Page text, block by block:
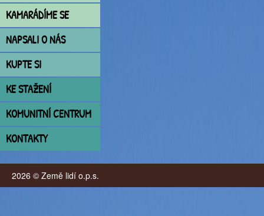
KAMARÁDÍME SE
NAPSALI O NÁS
KUPTE SI
KE STAŽENÍ
KOMUNITNÍ CENTRUM
KONTAKTY
2026 © Země lidí o.p.s.